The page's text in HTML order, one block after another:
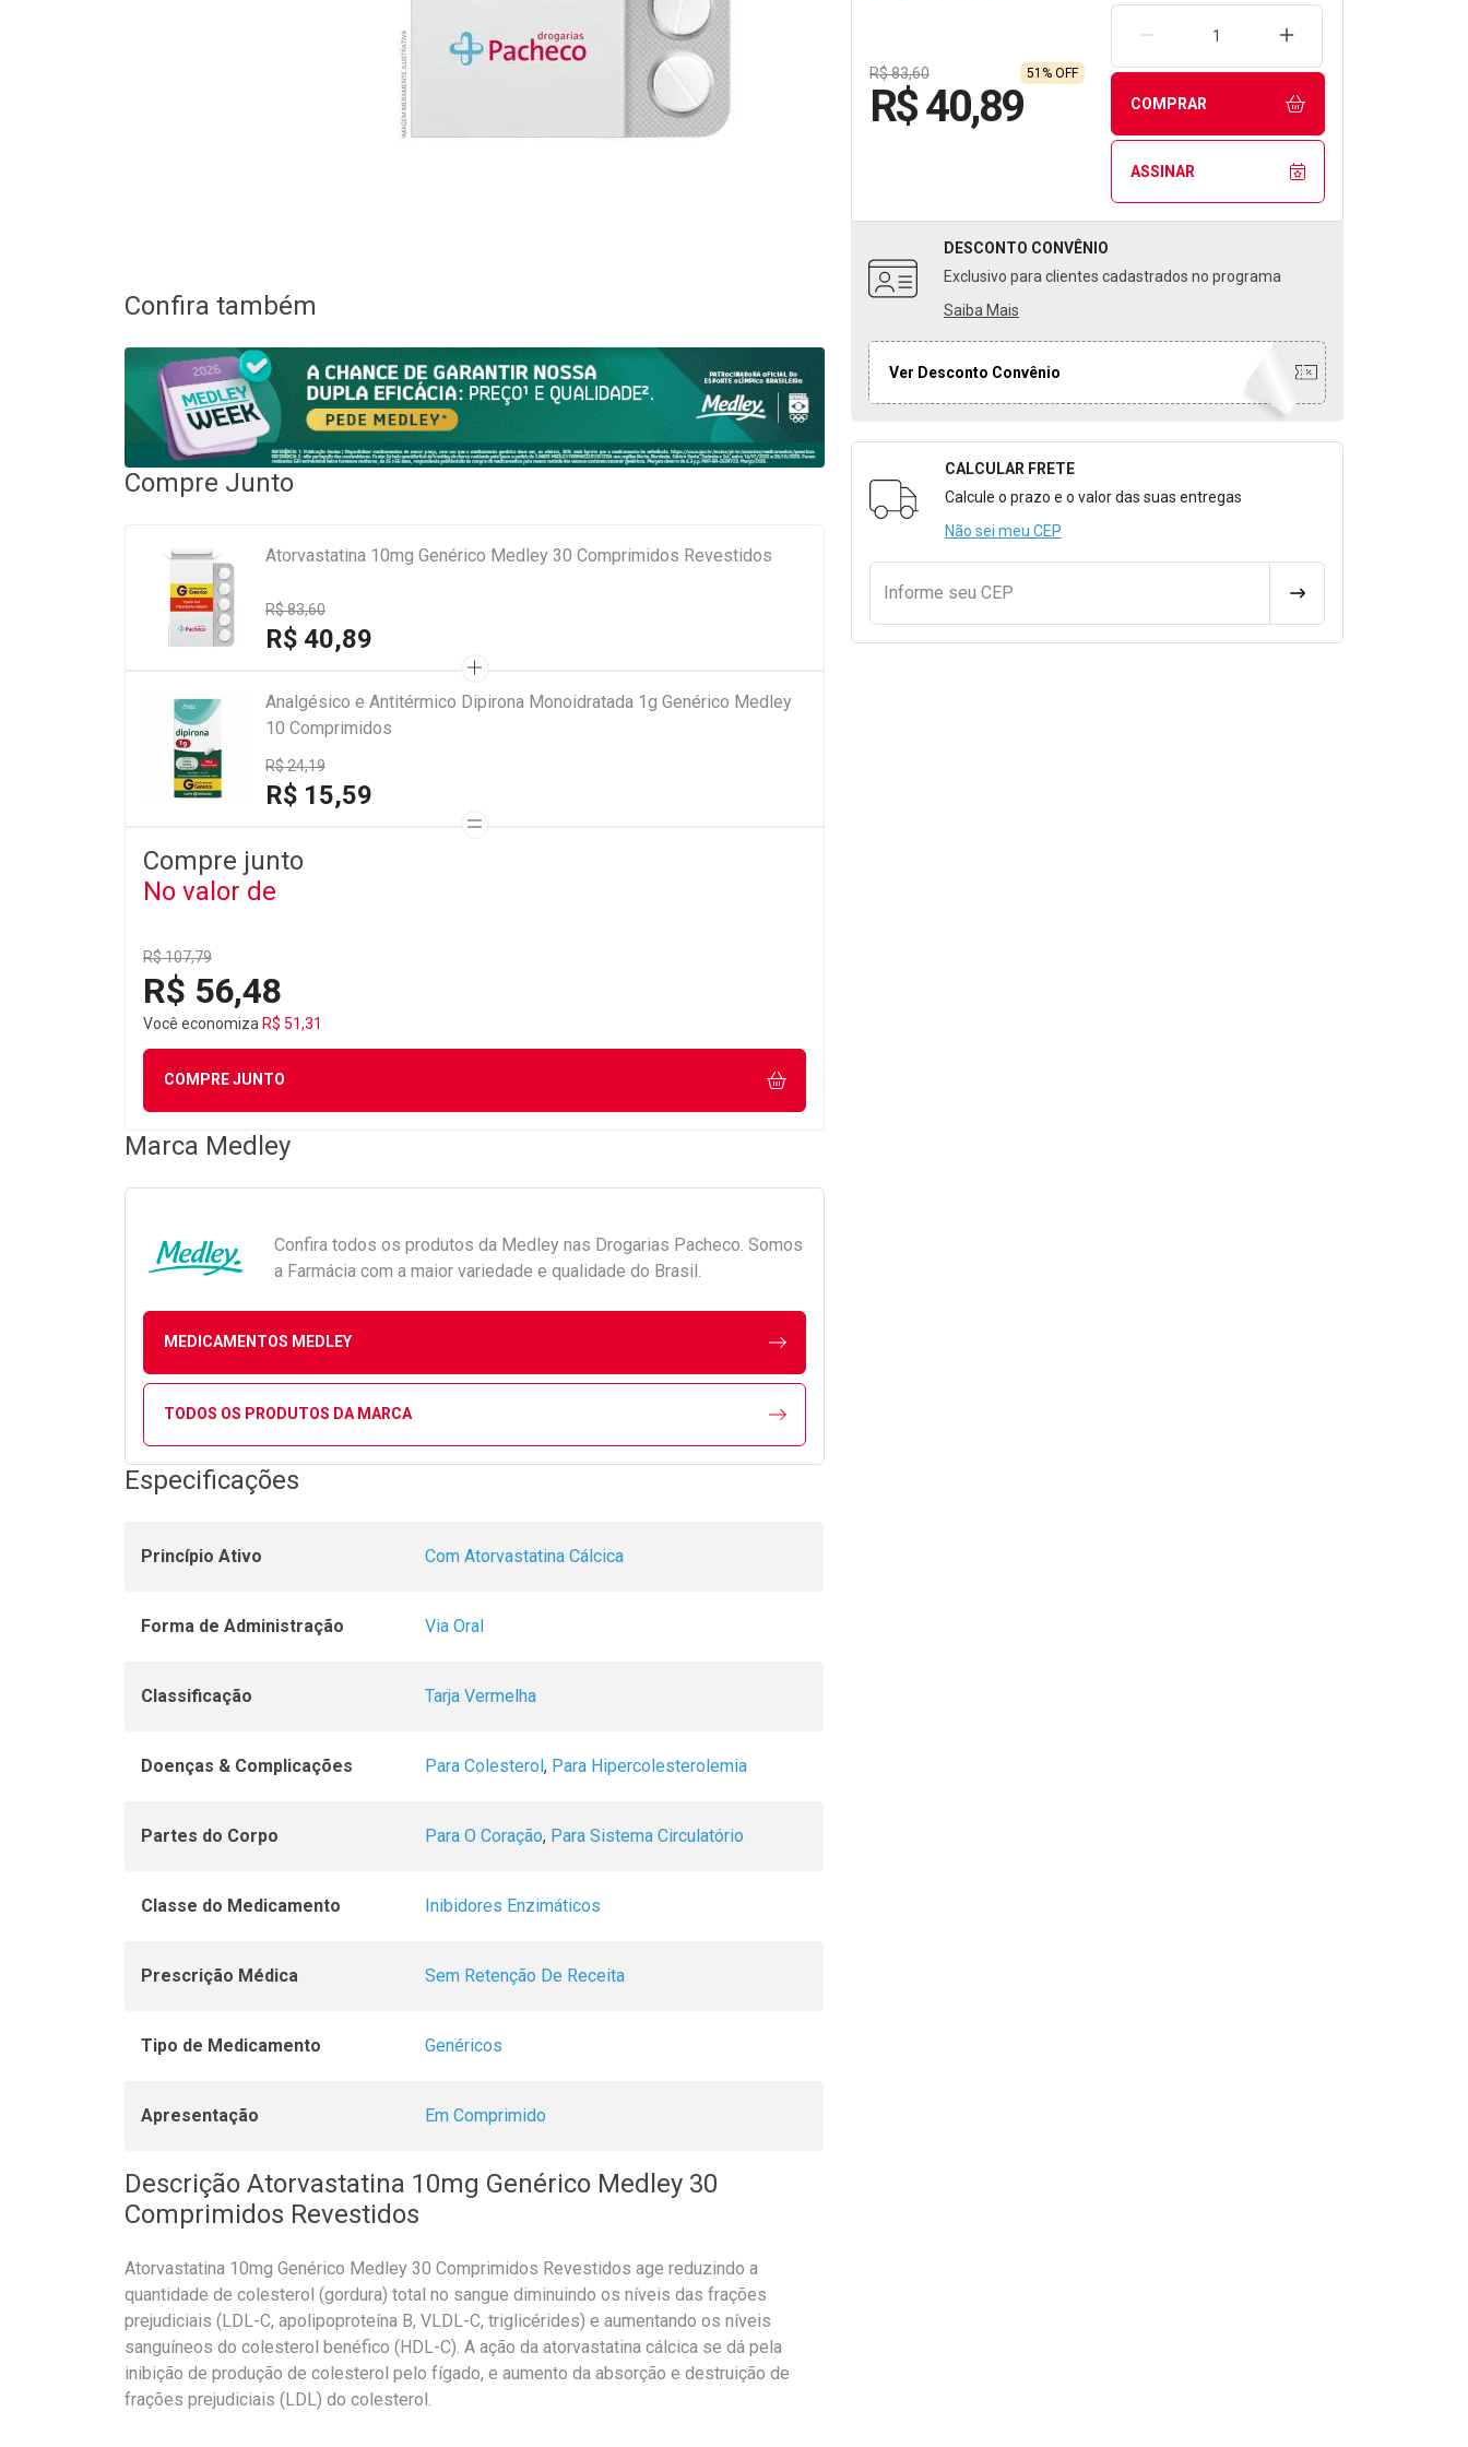
R$ 83,60 51% OFF
R$ 40,89
REMOVER UMA UNIDADEAUMENTAR UMA
COMPRAR
ASSINAR
DESCONTO CONVÊNIO
Exclusivo para clientes cadastrados no programa
Saiba Mais
Ver Desconto Convênio
Formulário para Calcular o Frete
CALCULAR FRETE
Calcule o prazo e o valor das suas entregas
Não sei meu CEP
Informe seu CEP CALCULAR FRETE
Confira também
Compre Junto
Atorvastatina 10mg Genérico Medley 30 Comprimidos Revestidos
R$ 83,60
R$ 40,89
Analgésico e Antitérmico Dipirona Monoidratada 1g Genérico Medley
10 Comprimidos
R$ 24,19
R$ 15,59
Compre junto
No valor de
R$ 107,79
R$ 56,48
Você economiza R$ 51,31
COMPRE JUNTO
Marca Medley
Confira todos os produtos da Medley nas Drogarias Pacheco. Somos
a Farmácia com a maior variedade e qualidade do Brasil.
MEDICAMENTOS MEDLEY
TODOS OS PRODUTOS DA MARCA
Especificações
Princípio Ativo Com Atorvastatina Cálcica
Forma de Administração Via Oral
Classificação Tarja Vermelha
Doenças & Complicações Para Colesterol, Para Hipercolesterolemia
Partes do Corpo Para O Coração, Para Sistema Circulatório
Classe do Medicamento Inibidores Enzimáticos
Prescrição Médica Sem Retenção De Receita
Tipo de Medicamento Genéricos
Apresentação Em Comprimido
Descrição Atorvastatina 10mg Genérico Medley 30
Comprimidos Revestidos
Atorvastatina 10mg Genérico Medley 30 Comprimidos Revestidos age reduzindo a
quantidade de colesterol (gordura) total no sangue diminuindo os níveis das frações
prejudiciais (LDL-C, apolipoproteína B, VLDL-C, triglicérides) e aumentando os níveis
sanguíneos do colesterol benéfico (HDL-C). A ação da atorvastatina cálcica se dá pela
inibição de produção de colesterol pelo fígado, e aumento da absorção e destruição de
frações prejudiciais (LDL) do colesterol.